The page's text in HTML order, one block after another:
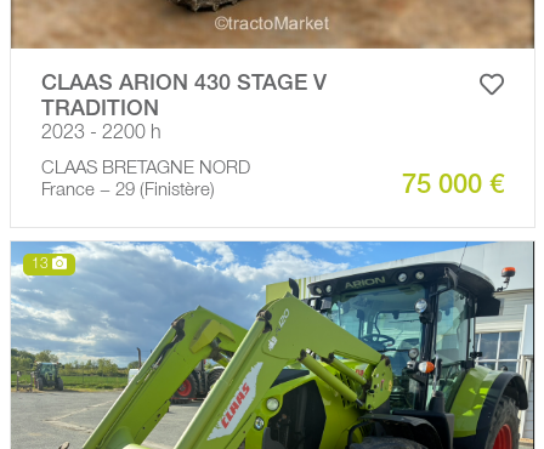
CLAAS ARION 430 STAGE V
TRADITION
2023 - 2200 h
CLAAS BRETAGNE NORD
France − 29 (Finistère)
75 000 €
13